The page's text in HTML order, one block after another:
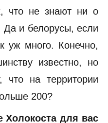
что не знают ни о
и белорусы, если
уж много. Конечно,
известно, но
что на территории
200?
для вас